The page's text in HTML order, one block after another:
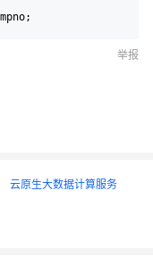
举报
云原生大数据计算服务